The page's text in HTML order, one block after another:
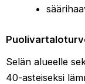
Selän alueelle
40-asteiseksi